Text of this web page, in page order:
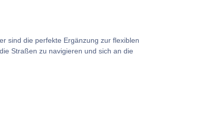
sind die perfekte Ergänzung zur flexiblen
Straßen zu navigieren und sich an die